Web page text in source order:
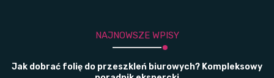
NAJNOWSZE WPISY
Jak dobrać folię do przeszkleń biurowych? Kompleksowy